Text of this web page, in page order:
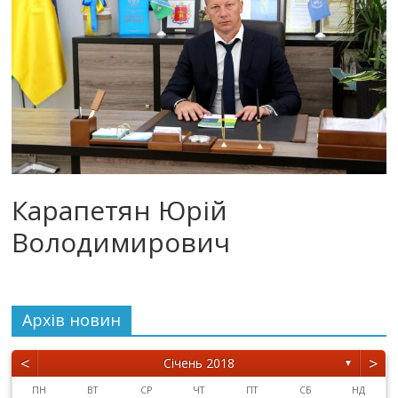
Карапетян Юрій
Володимирович
Архiв новин
< Січень 2018 ▼ >
ПН ВТ СР ЧТ ПТ СБ НД